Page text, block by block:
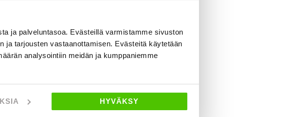
ja palveluntasoa. Evästeillä varmistamme sivuston
ja tarjousten vastaanottamisen. Evästeitä käytetään
analysointiin meidän ja kumppaniemme
HYVÄKSY